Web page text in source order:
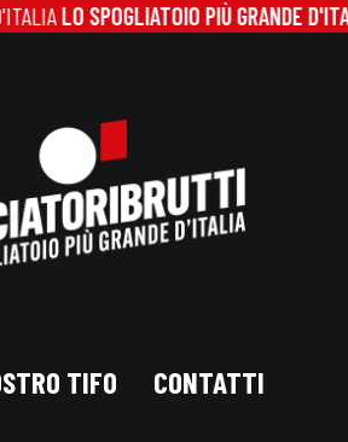
SPOGLIATOIO PIÙ GRANDE D'ITALIALO
TIFO CONTATTI